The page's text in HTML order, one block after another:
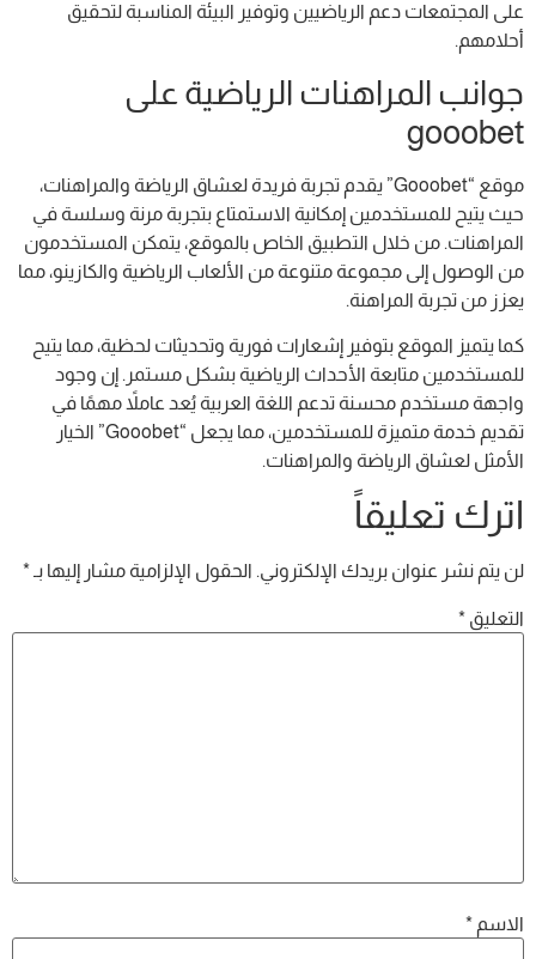
على المجتمعات دعم الرياضيين وتوفير البيئة المناسبة لتحقيق
أحلامهم.
جوانب المراهنات الرياضية على
gooobet
موقع “Gooobet” يقدم تجربة فريدة لعشاق الرياضة والمراهنات،
حيث يتيح للمستخدمين إمكانية الاستمتاع بتجربة مرنة وسلسة في
المراهنات. من خلال التطبيق الخاص بالموقع، يتمكن المستخدمون
من الوصول إلى مجموعة متنوعة من الألعاب الرياضية والكازينو، مما
يعزز من تجربة المراهنة.
كما يتميز الموقع بتوفير إشعارات فورية وتحديثات لحظية، مما يتيح
للمستخدمين متابعة الأحداث الرياضية بشكل مستمر. إن وجود
واجهة مستخدم محسنة تدعم اللغة العربية يُعد عاملاً مهمًا في
تقديم خدمة متميزة للمستخدمين، مما يجعل “Gooobet” الخيار
الأمثل لعشاق الرياضة والمراهنات.
اترك تعليقاً
لن يتم نشر عنوان بريدك الإلكتروني. الحقول الإلزامية مشار إليها بـ*
التعليق *
الاسم *